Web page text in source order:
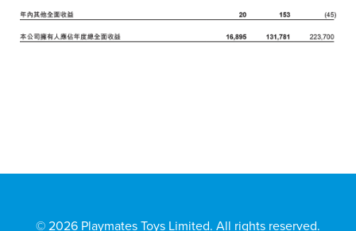
© 2026 Playmates Toys Limited. All rights reserved.